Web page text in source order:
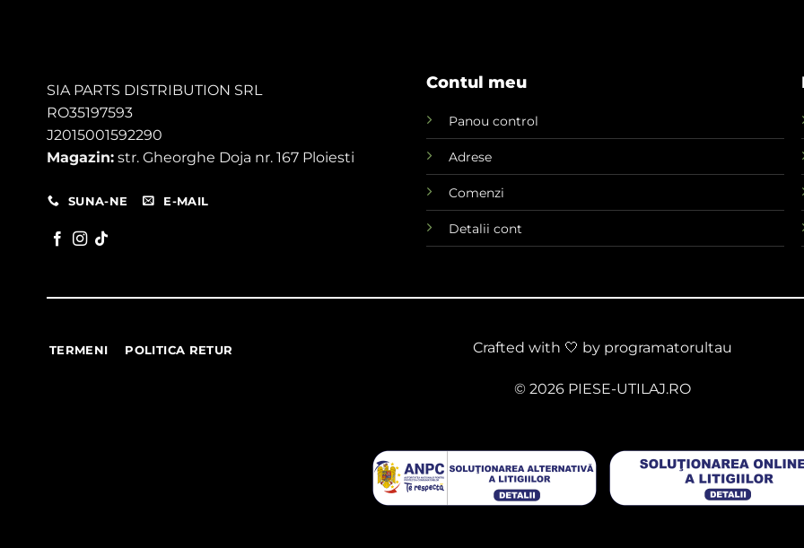
SIA PARTS DISTRIBUTION SRL
RO35197593
J2015001592290
Magazin: str. Gheorghe Doja nr. 167 Ploiesti
SUNA-NE E-MAIL
Contul meu
Panou control
Adrese
Comenzi
Detalii cont
TERMENI POLITICA RETUR Crafted with 🤍 by programatorultau
© 2026 PIESE-UTILAJ.RO